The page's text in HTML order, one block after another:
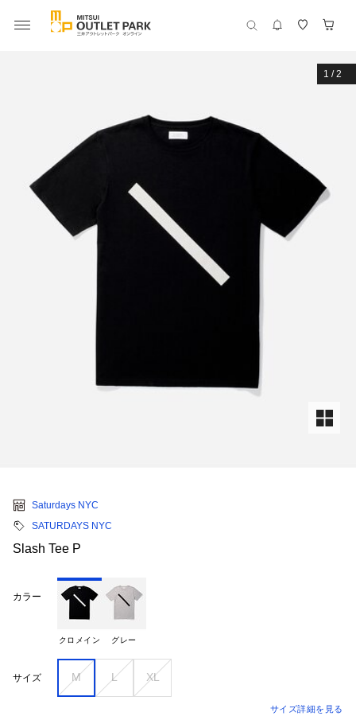
1 /2
Saturdays NYC
SATURDAYS NYC
Slash Tee P
カラー
クロメイン グレー
サイズ M L XL
サイズ詳細を見る